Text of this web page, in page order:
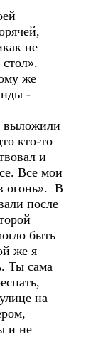
не
же
-
выложили
кто-то
и
Все мои
огонь». В
после
быть
же я
Ты сама
на
и не